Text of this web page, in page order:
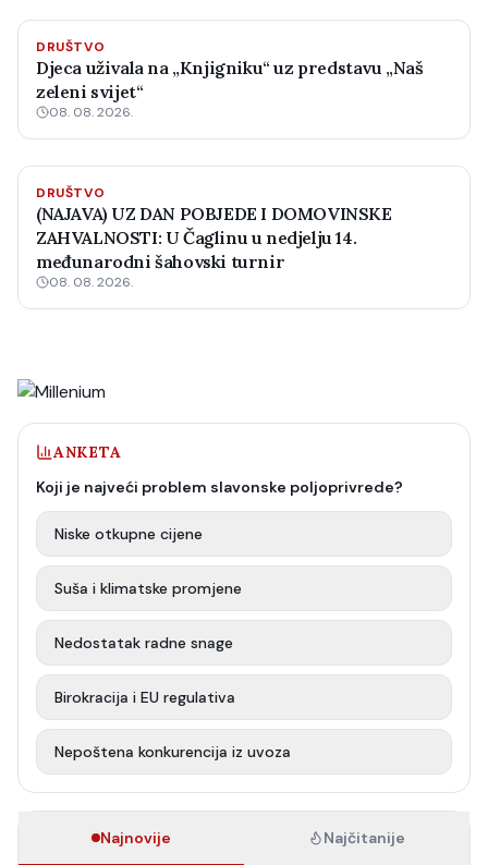
DRUŠTVO
Djeca uživala na „Knjigniku“ uz predstavu „Naš
zeleni svijet“
08. 08. 2026.
DRUŠTVO
(NAJAVA) UZ DAN POBJEDE I DOMOVINSKE
ZAHVALNOSTI: U Čaglinu u nedjelju 14.
međunarodni šahovski turnir
08. 08. 2026.
ANKETA
Koji je najveći problem slavonske poljoprivrede?
Niske otkupne cijene
Suša i klimatske promjene
Nedostatak radne snage
Birokracija i EU regulativa
Nepoštena konkurencija iz uvoza
Najnovije Najčitanije